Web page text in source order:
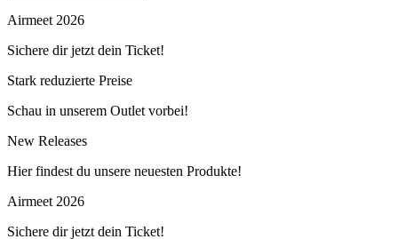
Airmeet 2026
Sichere dir jetzt dein Ticket!
Stark reduzierte Preise
Schau in unserem Outlet vorbei!
New Releases
Hier findest du unsere neuesten Produkte!
Airmeet 2026
Sichere dir jetzt dein Ticket!